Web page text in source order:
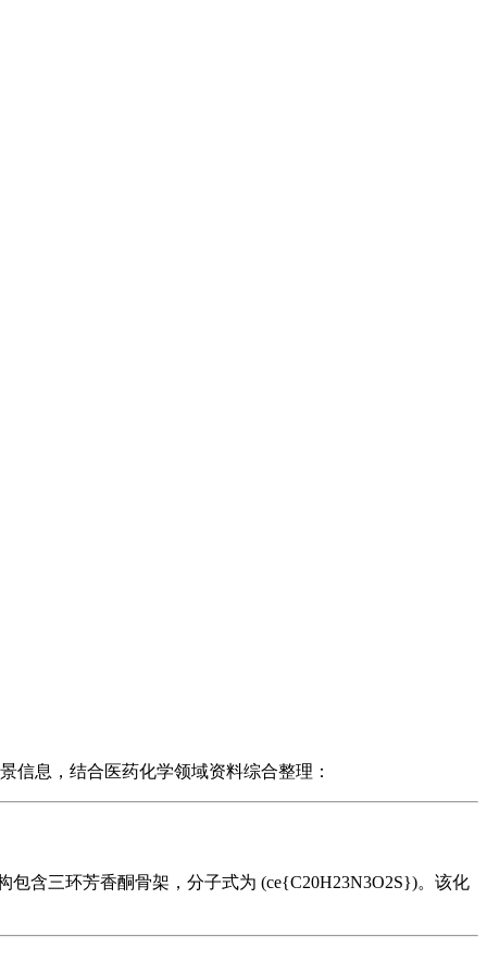
信息，结合医药化学领域资料综合整理：
包含三环芳香酮骨架，分子式为 (ce{C20H23N3O2S})。该化